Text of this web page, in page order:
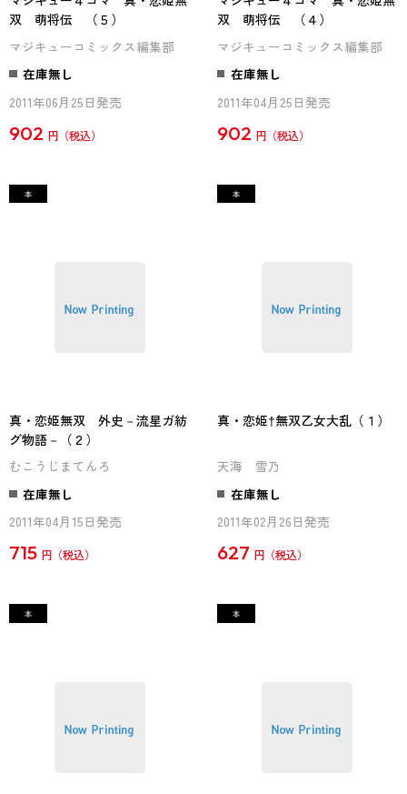
双 萌将伝 （５）
マジキューコミックス編集部
在庫無し
2011年06月25日発売
902 円
双 萌将伝 （４）
マジキューコミックス編集部
在庫無し
2011年04月25日発売
902 円
真・恋姫無双 外史－流星ガ紡
グ物語－（２）
むこうじまてんろ
在庫無し
2011年04月15日発売
715 円
真・恋姫†無双乙女大乱（１）
天海 雪乃
在庫無し
2011年02月26日発売
627 円